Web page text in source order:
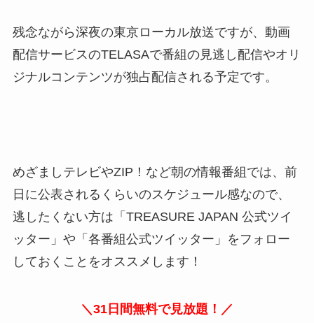
残念ながら深夜の東京ローカル放送ですが、動画
配信サービスのTELASAで番組の見逃し配信やオリ
ジナルコンテンツが独占配信される予定です。
めざましテレビやZIP！など朝の情報番組では、前
日に公表されるくらいのスケジュール感なので、
逃したくない方は「TREASURE JAPAN 公式ツイ
ッター」や「各番組公式ツイッター」をフォロー
しておくことをオススメします！
＼31日間無料で見放題！／